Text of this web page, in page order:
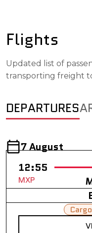
Flights
Updated list of
transporting freight
DEPARTURES
7 August
12:55
MXP
Cargo